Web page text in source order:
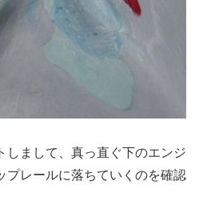
しまして、真っ直ぐ下のエンジ
プレールに落ちていくのを確認